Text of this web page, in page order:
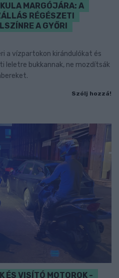
MARGÓJÁRA: A
RÉGÉSZETI
A GYŐRI
a vízpartokon kirándulókat és
leletre bukkannak, ne mozdítsák
Szólj hozzá!
ÉS VISÍTÓ MOTOROK -